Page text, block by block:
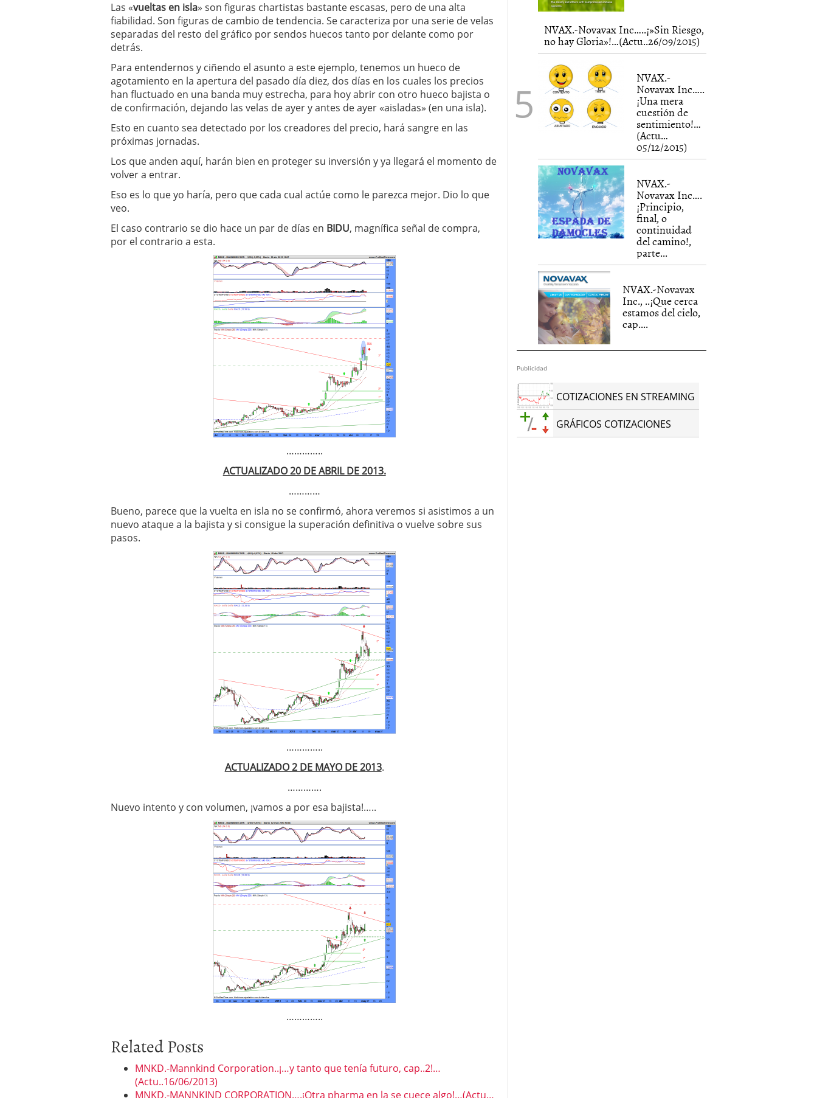
Las «vueltas en isla» son figuras chartistas bastante escasas, pero de una alta
fiabilidad. Son figuras de cambio de tendencia. Se caracteriza por una serie de velas
separadas del resto del gráfico por sendos huecos tanto por delante como por
detrás.
Para entendernos y ciñendo el asunto a este ejemplo, tenemos un hueco de
agotamiento en la apertura del pasado día diez, dos días en los cuales los precios
han fluctuado en una banda muy estrecha, para hoy abrir con otro hueco bajista o
de confirmación, dejando las velas de ayer y antes de ayer «aisladas» (en una isla).
Esto en cuanto sea detectado por los creadores del precio, hará sangre en las
próximas jornadas.
Los que anden aquí, harán bien en proteger su inversión y ya llegará el momento de
volver a entrar.
Eso es lo que yo haría, pero que cada cual actúe como le parezca mejor. Dio lo que
veo.
El caso contrario se dio hace un par de días en BIDU, magnífica señal de compra,
por el contrario a esta.
…………..
ACTUALIZADO 20 DE ABRIL DE 2013.
…………
Bueno, parece que la vuelta en isla no se confirmó, ahora veremos si asistimos a un
nuevo ataque a la bajista y si consigue la superación definitiva o vuelve sobre sus
pasos.
…………..
ACTUALIZADO 2 DE MAYO DE 2013.
………….
Nuevo intento y con volumen, ¡vamos a por esa bajista!…..
…………..
Related Posts
MNKD.-Mannkind Corporation..¡…y tanto que tenía futuro, cap..2!…
(Actu..16/06/2013)
MNKD.-MANNKIND CORPORATION….¡Otra pharma en la se cuece algo!…(Actu…
NVAX.-Novavax Inc…..¡»Sin Riesgo,
no hay Gloria»!…(Actu..26/09/2015)
NVAX.-
Novavax Inc…..
¡Una mera
cuestión de
sentimiento!…
(Actu…
05/12/2015)
NVAX.-
Novavax Inc….
¡Principio,
final, o
continuidad
del camino!,
parte...
NVAX.-Novavax
Inc., ..¡Que cerca
estamos del cielo,
cap....
Publicidad
COTIZACIONES EN STREAMING
GRÁFICOS COTIZACIONES